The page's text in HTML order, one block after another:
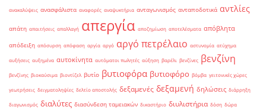
ανακαλύψεις ανασφάλιστα αναφορές αναψυκτήρια ανταγωνισμός ανταποδοτικά αντλίες
απάτη απαιτήσεις απαλλαγή απεργία αποζημίωση αποτελέσματα απόβλητα
απόδειξη απόσυρση απόφαση αργία αργό αργό πετρέλαιο αστυνομία ατύχημα
αυξήσεις αυξημένα αυτοκίνητα αυτόματοι πωλητές αύξηση βαρέλι βενζίνες βενζίνη
βενζίνης βιοκαύσιμα βιοντίζελ βυτίο βυτιοφόρα βυτιοφόρο βόμβα γειτονικές χώρες
γεωτρήσεις δειγματοληψίες δελτίο αποστολής δεξαμενές δεξαμενή δηλώσεις διάρρηξη
διαγωνισμός διαλύτες διασύνδεση ταμειακών δικαστήριο διυλιστήρια δόση δώρα